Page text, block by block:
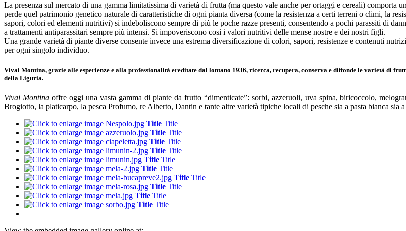
La presenza sul mercato di una gamma limitatissima di varietà di frutta (ma questo vale anche per ortaggi e cereali) comporta
perde quel patrimonio genetico naturale di caratteristiche di ogni pianta diversa (come la resistenza a certi terreni o climi, la
sapori, colori ed elementi nutritivi) si indeboliscono sempre di più le poche razze presenti, consentendo a pochi parassiti di
a trattamenti antiparassitari sempre più intensi. Si impoveriscono così i valori nutritivi delle mense nostre e dei nostri figli.
Una grande varietà di piante diverse consente invece una estrema diversificazione di colori, sapori, resistenze e contenuti
per ogni singolo individuo.
Vivai Montina, grazie alle esperienze e alla professionalità ereditate dal lontano 1936, ricerca, recupera, conserva e diffonde le varietà di
della Liguria.
Vivai Montinaoffre oggi una vasta gamma di piante da frutto “dimenticate”: sorbi, azzeruoli, uva spina, biricoccolo,
Brogiotto, la platicarpo, la pesca Profumo, re Alberto, Dantin e tante altre varietà tipiche locali di pesche sia a pasta bianca sia
Title Title
Title Title
Title Title
Title Title
Title Title
Title Title
Title Title
Title Title
Title Title
Title Title